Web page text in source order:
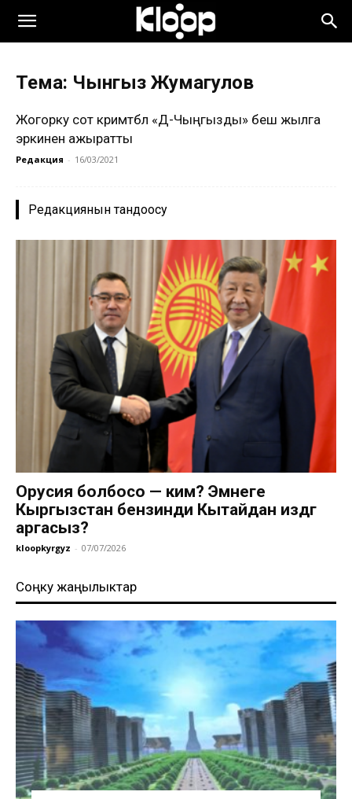
Тема: Чынгыз Жумагулов
Жогорку сот кримтөбөл «Дөө-Чыңгызды» беш жылга
эркинен ажыратты
Редакция - 16/03/2021
Редакциянын тандоосу
Орусия болбосо — ким? Эмнеге
Кыргызстан бензинди Кытайдан издөөгө
аргасыз?
kloopkyrgyz - 07/07/2026
Соңку жаңылыктар